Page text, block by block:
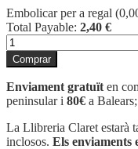
Embolicar per a regal (
Total Payable: 2,40 €
quantitat
de
EVANGELIO
2027
-
CICLO
B
-
Comprar
Enviament gratuït en
peninsular i 80€ a
La Llibreria Claret estarà
inclosos. Els enviaments